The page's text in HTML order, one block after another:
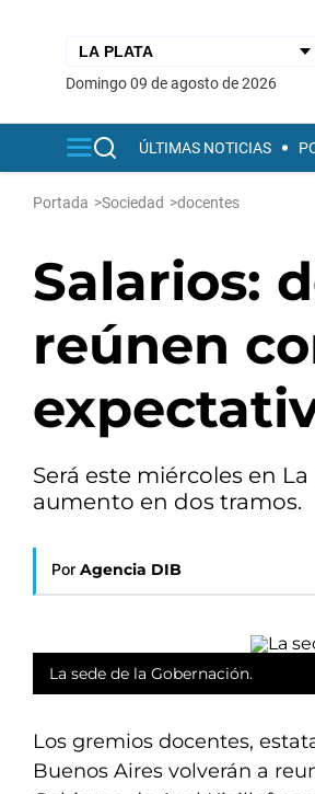
domingo 09 de agosto de 2026
ÚLTIMAS NOTICIAS
Portada >Sociedad >docentes
Salarios:
reúnen
Será este miércoles en
aumento en dos tramos.
Por Agencia DIB
La sede de la Gobernación.
Los gremios docentes,
Buenos Aires volverán a